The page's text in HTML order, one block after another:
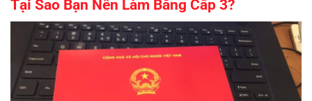
Tại Sao Bạn Nên Làm Bằng Cấp 3?